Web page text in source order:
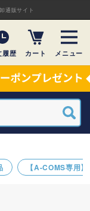
通販サイト
履歴 カート メニュー
【A-COMS専用